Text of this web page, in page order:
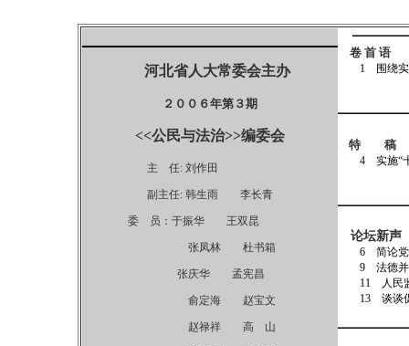
河北省人大常委会主办
２００６年第３期
<<公民与法治>>编委会
主 任: 刘作田
副主任: 韩生雨 李长青
委 员：于振华 王双昆
张凤林 杜书箱
张庆华 孟宪昌
俞定海 赵宝文
赵禄祥 高 山
卷 首 语
1 围绕实施
特 稿
4 实施“
论坛新声
6 简
9 法
11
13 谈谈